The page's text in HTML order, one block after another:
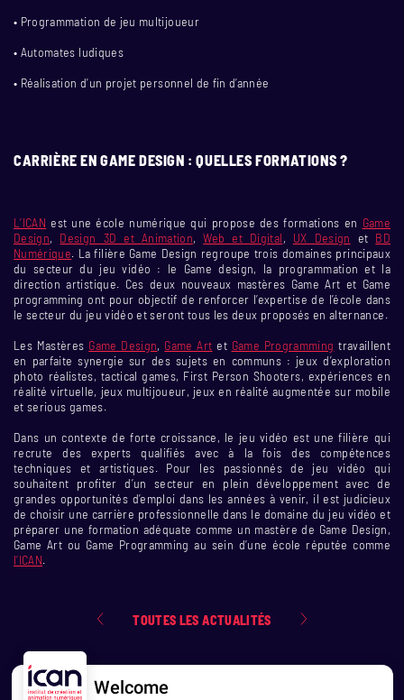
• Programmation de jeu multijoueur
• Automates ludiques
• Réalisation d’un projet personnel de fin d’année
CARRIÈRE EN GAME DESIGN : QUELLES FORMATIONS ?
L’ICAN est une école numérique qui propose des formations en Game
Design, Design 3D et Animation,Web et Digital, UX Design et BD
Numérique. La filière Game Design regroupe trois domaines principaux
du secteur du jeu vidéo : le Game design, la programmation et la
direction artistique. Ces deux nouveaux mastères Game Art et Game
programming ont pour objectif de renforcer l’expertise de l’école dans
le secteur du jeu vidéo et seront tous les deux proposés en alternance.
Les Mastères Game Design, Game Art et Game Programming travaillent
en parfaite synergie sur des sujets en communs : jeux d’exploration
photo réalistes, tactical games, First Person Shooters, expériences en
réalité virtuelle, jeux multijoueur, jeux en réalité augmentée sur mobile
et serious games.
Dans un contexte de forte croissance, le jeu vidéo est une filière qui
recrute des experts qualifiés avec à la fois des compétences
techniques et artistiques. Pour les passionnés de jeu vidéo qui
souhaitent profiter d’un secteur en plein développement avec de
grandes opportunités d’emploi dans les années à venir, il est judicieux
de choisir une carrière professionnelle dans le domaine du jeu vidéo et
préparer une formation adéquate comme un mastère de Game Design,
Game Art ou Game Programming au sein d’une école réputée comme
l’ICAN.
TOUTES LES ACTUALITÉS
Welcome